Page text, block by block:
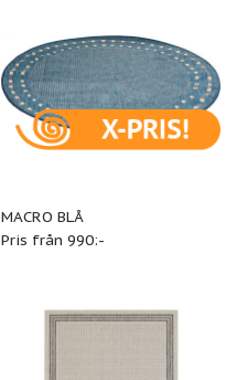
MACRO BLÅ
Pris från 990:-